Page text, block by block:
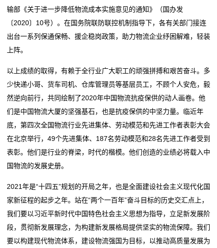
输部《关于进一步降低物流成本实施意见的通知》（国办发
〔2020〕10号）。在国务院联防联控机制指导下，各有关部门接连
出台一系列保通保畅、援企稳岗政策，助力物流企业纾困解难，轻装
上阵。
以上成绩的取得，有赖于全行业广大职工的顽强拼搏和艰苦奋斗。多
少快递小哥、货车司机、仓库管理员等基层员工，不顾个人安危，毅
然逆向前行，共同绘制了2020年中国物流抗疫保供的动人画卷。他
们是中国物流大厦的坚强基石，也是抗疫保供的中坚力量。临近年
底，第四次全国物流行业先进集体、劳动模范和先进工作者表彰大会
在北京举行，49个先进集体、187名劳动模范和28名先进工作者受到
表彰。他们是行业的脊梁，时代的楷模。他们创造的业绩必将载入中
国物流的发展史册。
2021年是“十四五”规划的开局之年，也是全面建设社会主义现代化国
家新征程的起步之年。站在“两个一百年”奋斗目标的历史交汇点上，
我们要以习近平新时代中国特色社会主义思想为指导，立足新发展阶
段，贯彻新发展理念，为构建新发展格局提供坚实的物流保障。我们
要以构建现代物流体系，建设物流强国为目标，以推动高质量发展为